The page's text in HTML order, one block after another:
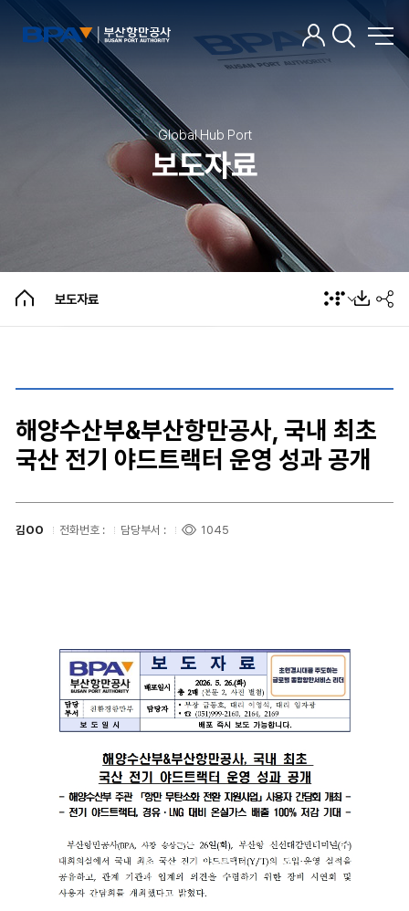
Global Hub Port
보도자료
보도자료오보/해명자료
해양수산부&부산항만공사, 국내 최초
국산 전기 야드트랙터 운영 성과 공개
김OO 전화번호 : 담당부서 : 1045